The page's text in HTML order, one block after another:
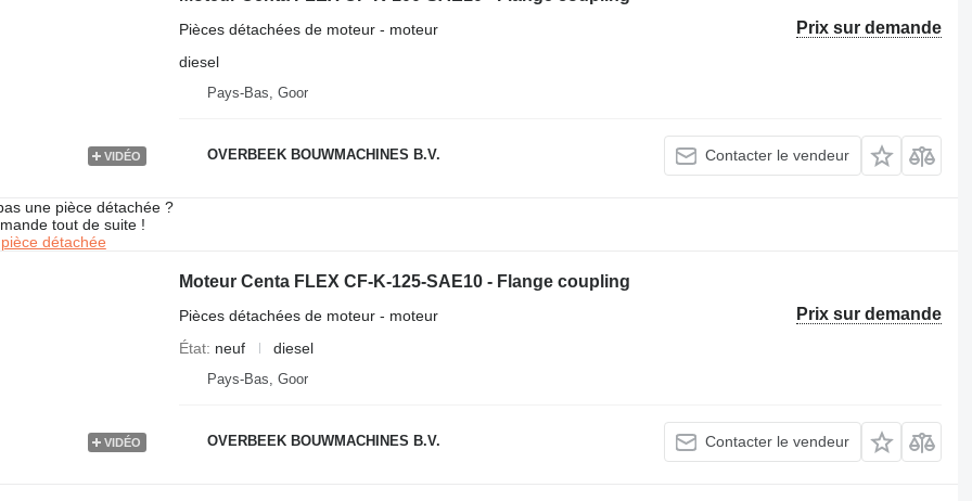
VIDÉO
Prix sur demande
Pièces détachées de moteur - moteur
diesel
Pays-Bas, Goor
OVERBEEK BOUWMACHINES B.V. Contacter le vendeur
une pièce détachée ?
tout de suite !
détachée
VIDÉO
Moteur Centa FLEX CF-K-125-SAE10 - Flange coupling
Prix sur demande
Pièces détachées de moteur - moteur
État neuf diesel
Pays-Bas, Goor
OVERBEEK BOUWMACHINES B.V. Contacter le vendeur